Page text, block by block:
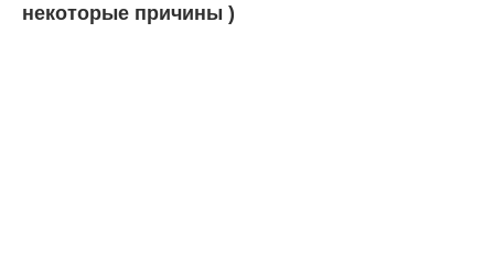
некоторые причины )